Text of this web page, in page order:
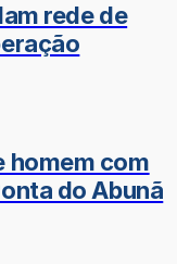
rede de
homem com
do Abunã